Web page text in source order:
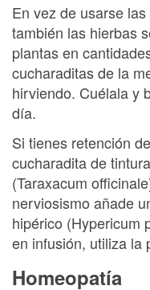
En vez de usarse
también las hierbas
plantas en
cucharaditas de la
hirviendo. Cuélala y
día.
Si tienes retención
cucharadita de
(Taraxacum
nerviosismo añade
hipérico (Hypericum
en infusión, utiliza la
Homeopatía